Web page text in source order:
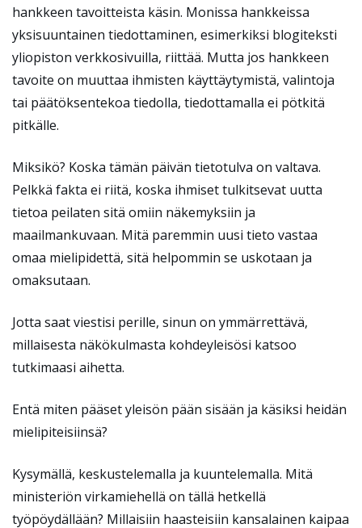
hankkeen tavoitteista käsin. Monissa hankkeissa
yksisuuntainen tiedottaminen, esimerkiksi blogiteksti
yliopiston verkkosivuilla, riittää. Mutta jos hankkeen
tavoite on muuttaa ihmisten käyttäytymistä, valintoja
tai päätöksentekoa tiedolla, tiedottamalla ei pötkitä
pitkälle.
Miksikö? Koska tämän päivän tietotulva on valtava.
Pelkkä fakta ei riitä, koska ihmiset tulkitsevat uutta
tietoa peilaten sitä omiin näkemyksiin ja
maailmankuvaan. Mitä paremmin uusi tieto vastaa
omaa mielipidettä, sitä helpommin se uskotaan ja
omaksutaan.
Jotta saat viestisi perille, sinun on ymmärrettävä,
millaisesta näkökulmasta kohdeyleisösi katsoo
tutkimaasi aihetta.
Entä miten pääset yleisön pään sisään ja käsiksi heidän
mielipiteisiinsä?
Kysymällä, keskustelemalla ja kuuntelemalla. Mitä
ministeriön virkamiehellä on tällä hetkellä
työpöydällään? Millaisiin haasteisiin kansalainen kaipaa